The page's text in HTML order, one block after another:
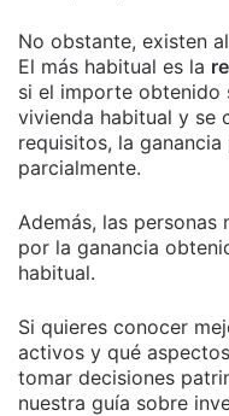
No obstante, existen
El más habitual es la
si el importe obtenido
vivienda habitual y se
requisitos, la
parcialmente.
Además, las
por la ganancia
habitual.
Si quieres conocer
activos y qué
tomar decisiones
nuestra guía sobre